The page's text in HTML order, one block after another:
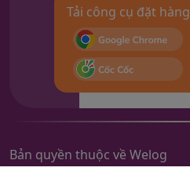
Tải công cụ đặt hàng
Bản quyền thuộc về Welog